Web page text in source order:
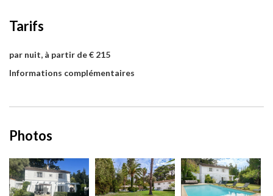
Tarifs
par nuit, à partir de € 215
Informations complémentaires
Photos